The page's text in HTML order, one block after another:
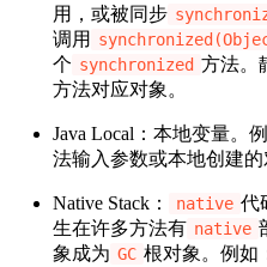
用，或被同步
调用
个 synchronized 方法。
方法对应对象。
Java Local：本地变量。
法输入参数或本地创建的
Native Stack： native 代
生在许多方法有 native
象成为 GC 根对象。例如